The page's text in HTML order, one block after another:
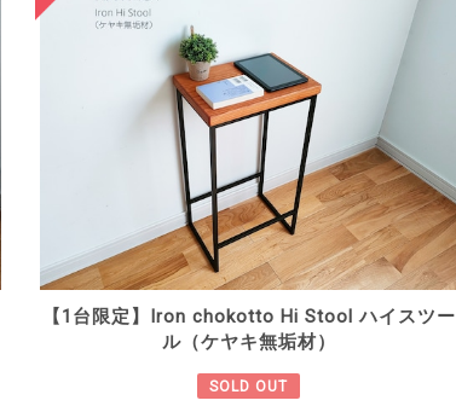
【1台限定】Iron chokotto Hi Stool ハイスツー
ル（ケヤキ無垢材）
SOLD OUT